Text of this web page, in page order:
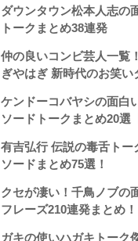
ダウンタウン松本人志の
トークまとめ38連発
仲の良いコンビ芸人一覧
ぎやはぎ 新時代のお笑い
ケンドーコバヤシの面白
ソードトークまとめ20選
有吉弘行 伝説の毒舌トー
ソードまとめ75選！
クセが凄い！千鳥ノブの
フレーズ210連発まとめ！
ガキの使いハガキトーク